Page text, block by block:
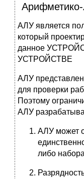
Арифметико-
АЛУ является
который
данное
УСТРОЙСТВЕ
АЛУ
для проверки
Поэтому
АЛУ
АЛУ может
либо